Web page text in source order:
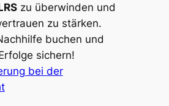
zu überwinden und
zu stärken.
buchen und
sichern!
bei der